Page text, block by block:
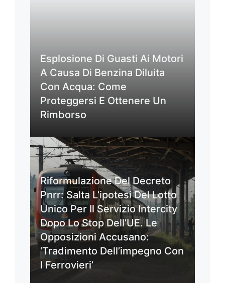
Esplosione Di Guasti Ai Motori
A Causa Di Benzina Diluita
Con Acqua: Come
Proteggersi E Ottenere Un
Rimborso
Riformulazione Del Decreto
Pnrr: Salta L’ipotesi Del Lotto
Unico Per Il Servizio Intercity
Dopo Lo Stop Dell’UE. Le
Opposizioni Accusano:
‘Tradimento Dell’impegno Con
I Ferrovieri’